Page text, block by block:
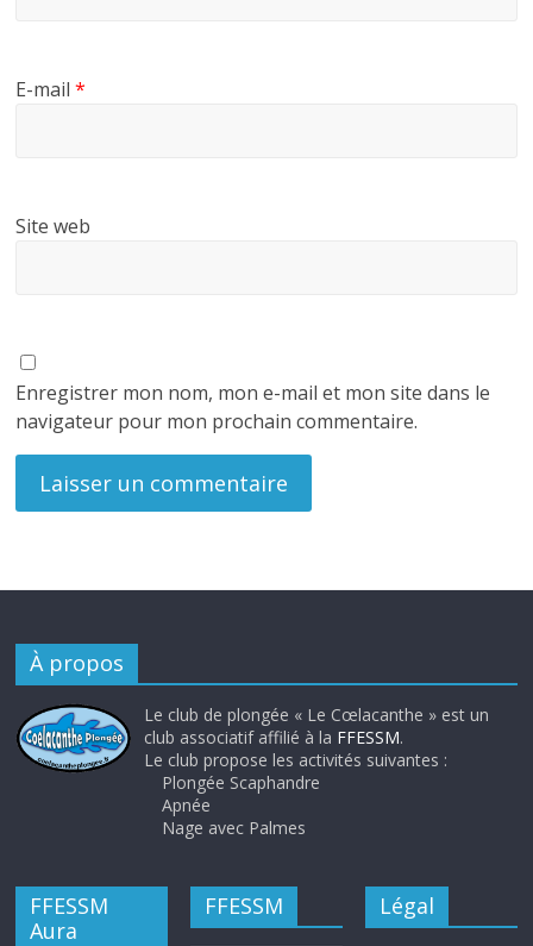
E-mail*
Site web
Enregistrer mon nom, mon e-mail et mon site dans le
navigateur pour mon prochain commentaire.
À propos
Le club de plongée « Le Cœlacanthe » est un
club associatif affilié à la FFESSM.
Le club propose les activités suivantes :
Plongée Scaphandre
Apnée
Nage avec Palmes
FFESSM
Aura
FFESSM Légal